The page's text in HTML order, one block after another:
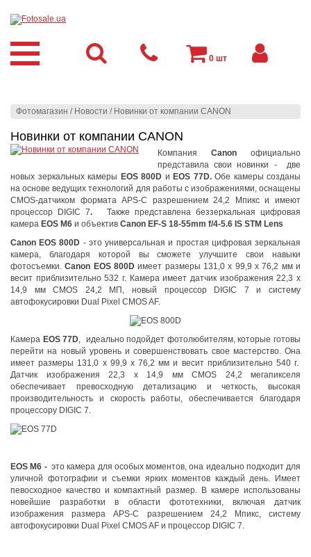
Фотомагазин / Новости / Новинки от компании CANON
Новинки от компании CANON
Компания Canon официально
представила свои новинки - две
новых зеркальных камеры EOS 800D и EOS 77D. Обе камеры созданы
на основе ведущих технологий для работы с изображениями, оснащены
CMOS-датчиком формата APS-C разрешением 24,2 Мпикс и имеют
процессор DIGIC 7.
Также представлена беззеркальная цифровая
камера EOS M6 и объектив Canon EF-S 18-55mm f/4-5.6 IS STM Lens
Canon EOS 800D - это универсальная и простая цифровая зеркальная
камера, благодаря которой вы сможете улучшите свои навыки
фотосъемки. Canon EOS 800Dимеет размеры 131,0 x 99,9 x 76,2 мм и
весит приблизительно 532 г. Камера имеет датчик изображения 22,3 x
14,9 мм CMOS 24,2 МП, новый процессор DIGIC 7 и систему
автофокусировки Dual Pixel CMOS AF.
Камера EOS 77D, идеально подойдет фотолюбителям, которые готовы
перейти на новый уровень и совершенствовать свое мастерство. Она
имеет размеры 131,0 x 99,9 x 76,2 мм и весит приблизительно 540 г.
Датчик изображения 22,3 x 14,9 мм CMOS 24,2 мегапикселя
обеспечивает превосходную детализацию и четкость, высокая
производительность и скорость работы, обеспечивается благодаря
процессору DIGIC 7.
EOS M6 - это камера для особых моментов, она идеально подходит для
уличной фотографии и съемки ярких моментов каждый день. Имеет
певосходное качество и компактный размер. В камере использованы
новейшие разработки в области фототехники, включая датчик
изображения размера APS-C разрешением 24,2 Мпикс, систему
автофокусировки Dual Pixel CMOS AF и процессор DIGIC 7.
0 шт